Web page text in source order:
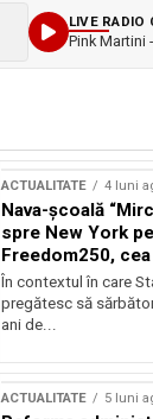
LIVE RADIO
Pink Martini
ACTUALITATE 4 luni
Nava-școală
spre New York
Freedom250,
aniversare a
În contextul în care
pregătesc să
ani de...
ACTUALITATE 5 luni